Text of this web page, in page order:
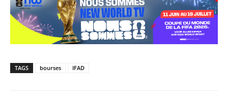
TAGS bourses IFAD